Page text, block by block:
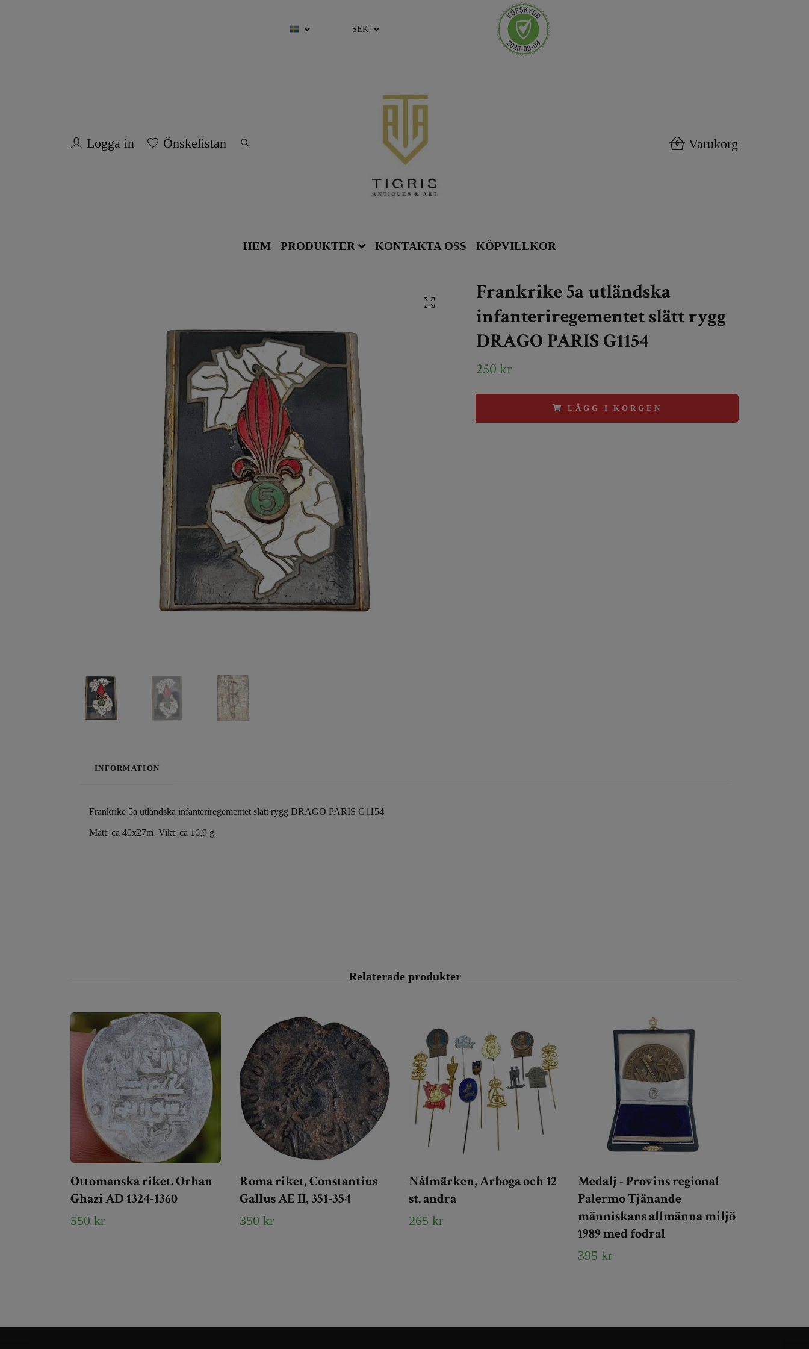
SEK
Logga in Önskelistan 0 Varukorg
HEM PRODUKTER KONTAKTA OSS KÖPVILLKOR
Frankrike 5a utländska
infanteriregementet slätt rygg
DRAGO PARIS G1154
250 kr
LÄGG I KORGEN
INFORMATION
Frankrike 5a utländska infanteriregementet slätt rygg DRAGO PARIS G1154
Mått: ca 40x27m, Vikt: ca 16,9 g
Ottomanska riket. Orhan
Ghazi AD 1324-1360
550 kr
Roma riket, Constantius
Gallus AE II, 351-354
350 kr
Nålmärken, Arboga och 12
st. andra
265 kr
Medalj - Provins regional
Palermo Tjänande
människans allmänna miljö
1989 med fodral
395 kr